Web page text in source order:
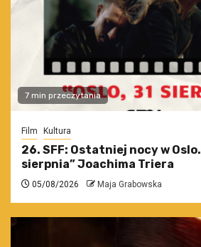
7 min przeczytania
Film Kultura
26. SFF: Ostatniej nocy w Oslo.
sierpnia” Joachima Triera
05/08/2026 Maja Grabowska